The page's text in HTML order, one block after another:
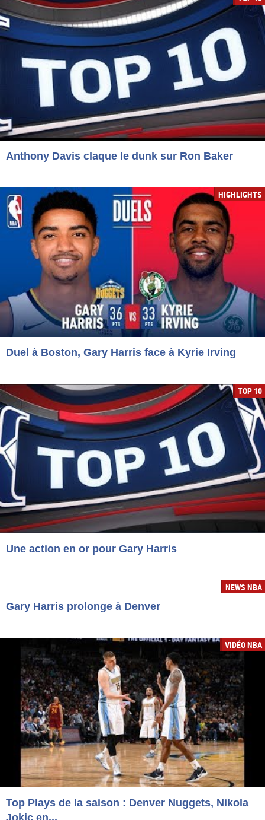
Anthony Davis claque le dunk sur Ron Baker
HIGHLIGHTS
Duel à Boston, Gary Harris face à Kyrie Irving
TOP 10
Une action en or pour Gary Harris
NEWS NBA
Gary Harris prolonge à Denver
VIDÉO NBA
Top Plays de la saison : Denver Nuggets, Nikola
Jokic en...